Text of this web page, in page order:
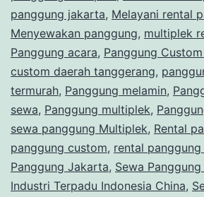
panggung jakarta, Melayani rental
Menyewakan panggung, multiplek
Panggung acara, Panggung
custom daerah tanggerang,
termurah, Panggung melamin,
sewa, Panggung multiplek,
sewa panggung Multiplek, Rental
panggung custom, rental panggung
Panggung Jakarta, Sewa
Industri Terpadu Indonesia China,